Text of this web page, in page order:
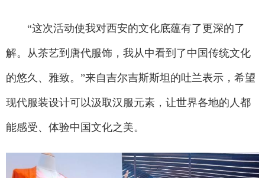
“这次活动使我对西安的文化底蕴有了更深的了
解。从茶艺到唐代服饰，我从中看到了中国传统文化
的悠久、雅致。”来自吉尔吉斯斯坦的吐兰表示，希望
现代服装设计可以汲取汉服元素，让世界各地的人都
能感受、体验中国文化之美。